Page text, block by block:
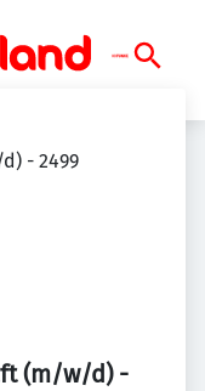
- 2499
(m/w/d) -